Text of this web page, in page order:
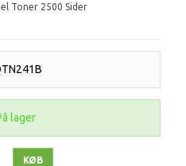
Toner 2500 Sider
lager
KØB